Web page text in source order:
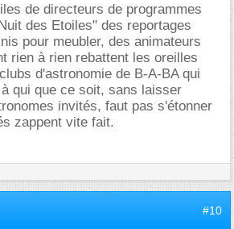
de directeurs de programmes
des Etoiles" des reportages
pour meubler, des animateurs
rien à rien rebattent les oreilles
d'astronomie de B-A-BA qui
qui que ce soit, sans laisser
invités, faut pas s'étonner
zappent vite fait.
#10